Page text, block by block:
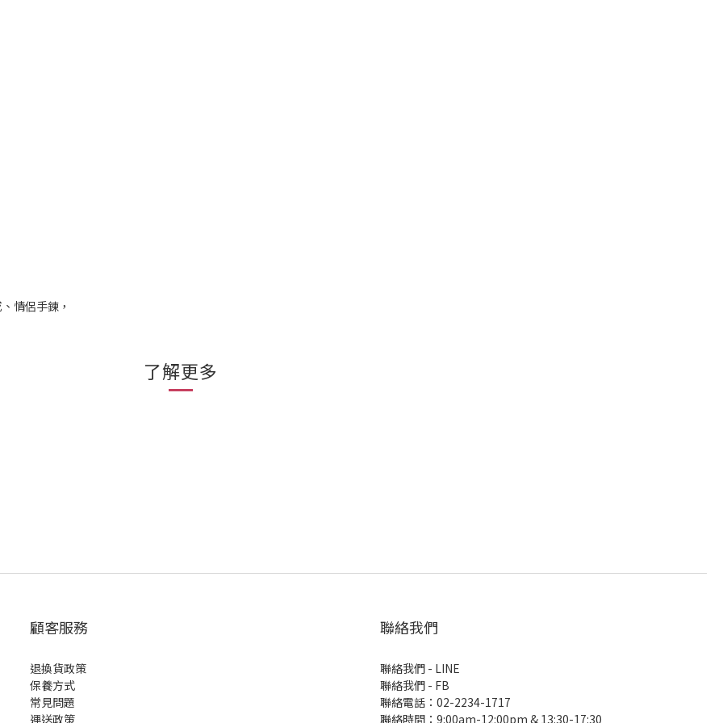
情侶手鍊，
了解更多
顧客服務
退換貨政策
保養方式
常見問題
運送政策
聯絡我們
聯絡我們 - LINE
聯絡我們 - FB
聯絡電話：02-2234-1717
聯絡時間：9:00am-12:00pm & 13:30-17:30